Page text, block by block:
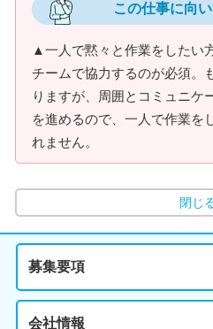
この仕事に向
▲一人で黙々と作業をしたい
チームで協力するのが必須。
りますが、周囲とコミュニケ
を進めるので、一人で作業を
れません。
閉じ
募集要項
会社情報